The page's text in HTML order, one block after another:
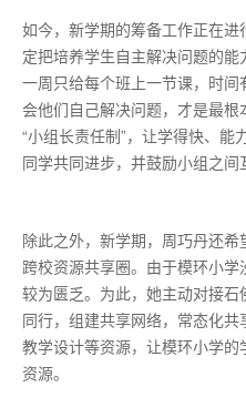
如今，新学期的筹备工作正在
定把培养学生自主解决问题的能
一周只给每个班上一节课，时
会他们自己解决问题，才是最
“小组长责任制”，让学得快、
同学共同进步，并鼓励小组之间
除此之外，新学期，周巧丹还
跨校资源共享圈。由于模环小
较为匮乏。为此，她主动对接
同行，组建共享网络，常态化
教学设计等资源，让模环小学
资源。